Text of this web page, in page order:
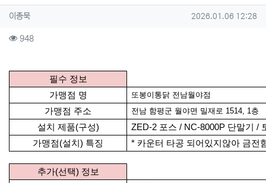
작성자 정보
이종묵작성 작성일
2026.01.06 12:28
컨텐츠 정보
948조회
필수 정보
가맹점 명
또봉이통닭 전남월야점
가맹점 주소 전남 함평군 월야면 밀재로 1514, 1층
설치 제품(구성)
ZED-2 포스 / NC-8000P 단말기 /
가맹점(설치) 특징
* 카운터 타공 되어있지않아 금전
추가(선택) 정보